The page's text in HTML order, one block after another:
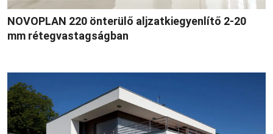
NOVOPLAN 220 önterülő aljzatkiegyenlítő 2-20
mm rétegvastagságban